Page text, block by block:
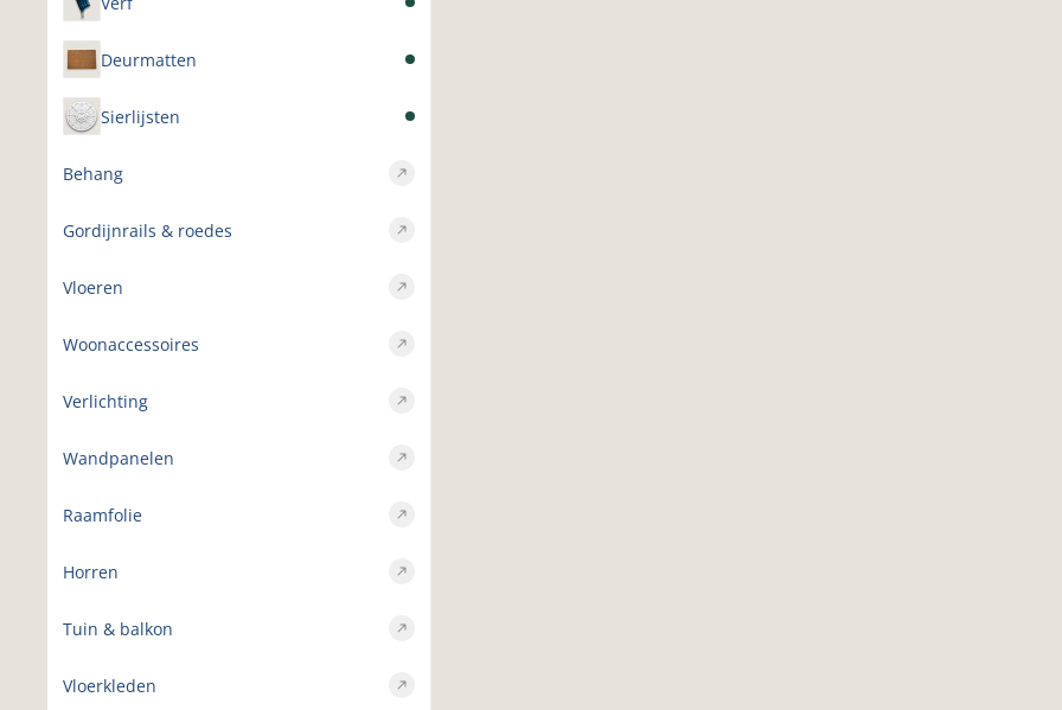
Deurmatten
Sierlijsten
Behang
Gordijnrails & roedes
Vloeren
Woonaccessoires
Verlichting
Wandpanelen
Raamfolie
Horren
Tuin & balkon
Vloerkleden